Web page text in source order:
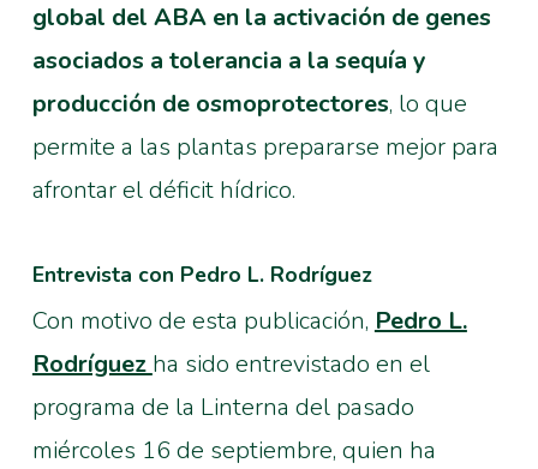
global del ABA en la activación de genes
asociados a tolerancia a la sequía y
producción de osmoprotectores, lo que
permite a las plantas prepararse mejor para
afrontar el déficit hídrico.
Entrevista con Pedro L. Rodríguez
Con motivo de esta publicación, Pedro L.
Rodríguez ha sido entrevistado en el
programa de la Linterna del pasado
miércoles 16 de septiembre, quien ha